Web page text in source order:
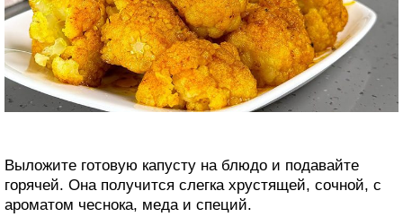
Выложите готовую капусту на блюдо и подавайте
горячей. Она получится слегка хрустящей, сочной, с
ароматом чеснока, меда и специй.